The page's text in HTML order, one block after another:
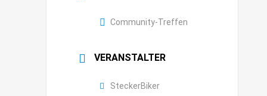
Community-Treffen
VERANSTALTER
SteckerBiker